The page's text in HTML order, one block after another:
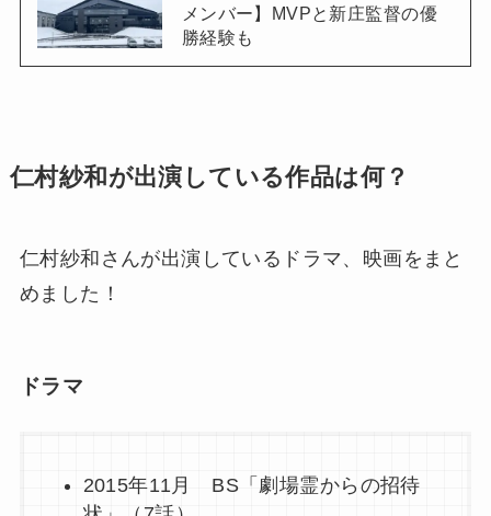
メンバー】MVPと新庄監督の優
勝経験も
仁村紗和が出演している作品は何？
仁村紗和さんが出演しているドラマ、映画をまと
めました！
ドラマ
2015年11月 BS「劇場霊からの招待